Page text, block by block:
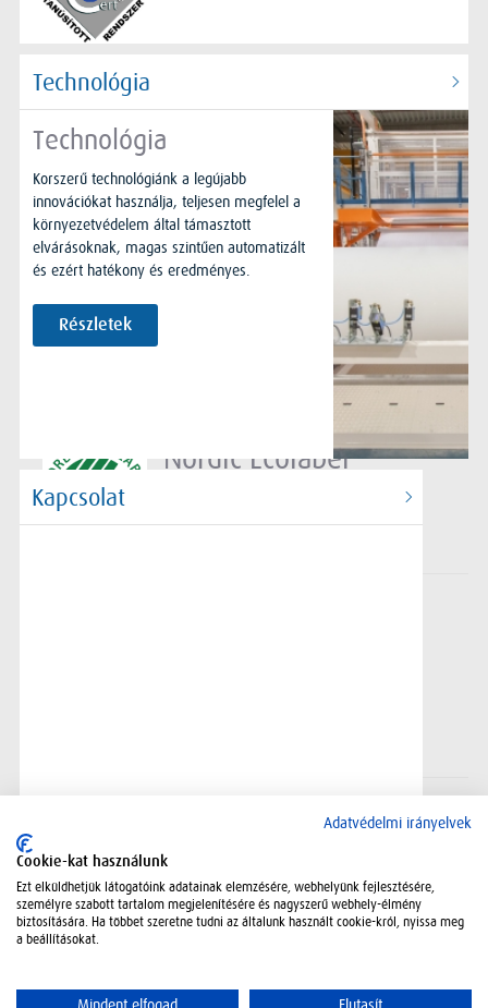
HACCP
FSC
Nordic Ecolabel
Technológia
Technológia
Korszerű technológiánk a legújabb
innovációkat használja, teljesen megfelel a
környezetvédelem által támasztott
elvárásoknak, magas szintűen automatizált
és ezért hatékony és eredményes.
Részletek
Kapcsolat
Adatvédelmi irányelvek
Cookie-kat használunk
Ezt elküldhetjük látogatóink adatainak elemzésére, webhelyünk fejlesztésére,
személyre szabott tartalom megjelenítésére és nagyszerű webhely-élmény
biztosítására. Ha többet szeretne tudni az általunk használt cookie-król, nyissa meg
a beállításokat.